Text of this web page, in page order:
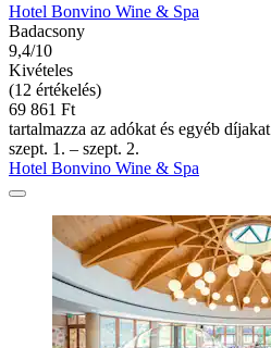
Hotel Bonvino Wine & Spa
Badacsony
9,4/10
Kivételes
(12 értékelés)
69 861 Ft
tartalmazza az adókat és egyéb díjakat
szept. 1. – szept. 2.
Hotel Bonvino Wine & Spa